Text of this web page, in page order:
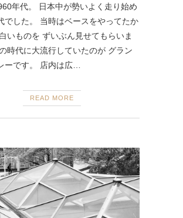
年代。 日本中が勢いよく走り始め
でした。 当時はベースをやってたか
いものを ずいぶん見せてもらいま
時代に大流行していたのが グラン
ーです。 店内は広…
READ MORE